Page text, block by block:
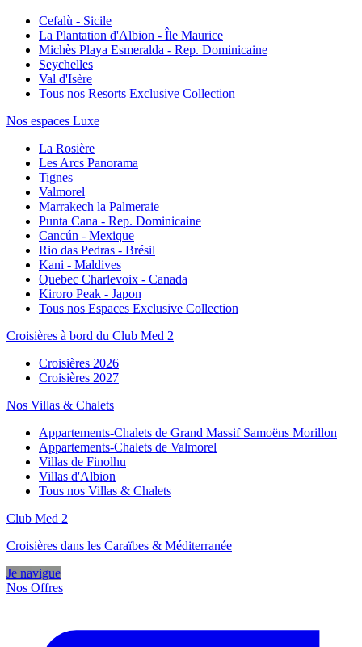
Cefalù - Sicile
La Plantation d'Albion - Île Maurice
Michès Playa Esmeralda - Rep. Dominicaine
Seychelles
Val d'Isère
Tous nos Resorts Exclusive Collection
Nos espaces Luxe
La Rosière
Les Arcs Panorama
Tignes
Valmorel
Marrakech la Palmeraie
Punta Cana - Rep. Dominicaine
Cancún - Mexique
Rio das Pedras - Brésil
Kani - Maldives
Quebec Charlevoix - Canada
Kiroro Peak - Japon
Tous nos Espaces Exclusive Collection
Croisières à bord du Club Med 2
Croisières 2026
Croisières 2027
Nos Villas & Chalets
Appartements-Chalets de Grand Massif Samoëns Morillon
Appartements-Chalets de Valmorel
Villas de Finolhu
Villas d'Albion
Tous nos Villas & Chalets
Club Med 2
Croisières dans les Caraïbes & Méditerranée
Je navigue
Nos Offres